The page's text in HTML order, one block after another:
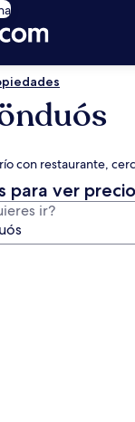
con restaurante,
para ver
ir?